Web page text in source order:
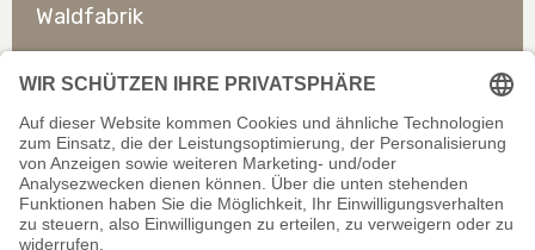
Waldfabrik
So erreichen Sie uns
Rechtliches
Allgemeines